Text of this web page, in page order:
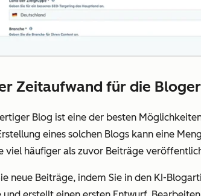
Zeitaufwand für die
Blog ist eine der besten
eines solchen Blogs kann eine
viel häufiger als zuvor Beiträge
neue Beiträge, indem Sie in den KI-